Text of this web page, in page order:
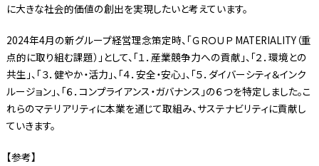
に大きな社会的価値の創出を実現したいと考えています。
2024年4月の新グループ経営理念策定時、「ＧＲＯＵＰ MATERIALITY（重
点的に取り組む課題）」として、「１．産業競争力への貢献」、「２．環境との
共生」、「３．健やか・活力」、「４．安全・安心」、「５．ダイバーシティ＆インク
ルージョン」、「６．コンプライアンス・ガバナンス」の６つを特定しました。こ
れらのマテリアリティに本業を通じて取組み、サステナビリティに貢献し
ていきます。
【参考】